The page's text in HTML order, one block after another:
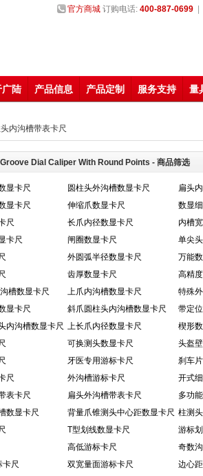
广陆 产品信息 产品定制 服务支持 量
官方商城 订购电话: 400-887-0699
内沟槽带表卡尺
Dial Caliper With Round Points - 商品筛选
显卡尺 圆柱头外沟槽数显卡尺 扁头
显卡尺
伸缩爪数显卡尺 数显
尺
长爪内径数显卡尺 内槽
卡尺
闸圈数显卡尺 单尖
外圆弧半径数显卡尺 万能
齿厚数显卡尺 高精
槽数显卡尺
上爪内沟槽数显卡尺 特殊
显卡尺
斜爪圆柱头内沟槽数显卡尺 带定
内沟槽数显卡尺 上长爪内径数显卡尺 楔形
可换测头数显卡尺 头盔
牙医专用游标卡尺 刹车
尺
外沟槽游标卡尺 开式
表卡尺
扁头外沟槽带表卡尺 多功
数显卡尺
背量爪锥测头中心距数显卡尺 柱测
T型划线数显卡尺 游标
高低游标卡尺 奇数
卡尺
双宽量面游标卡尺 边心